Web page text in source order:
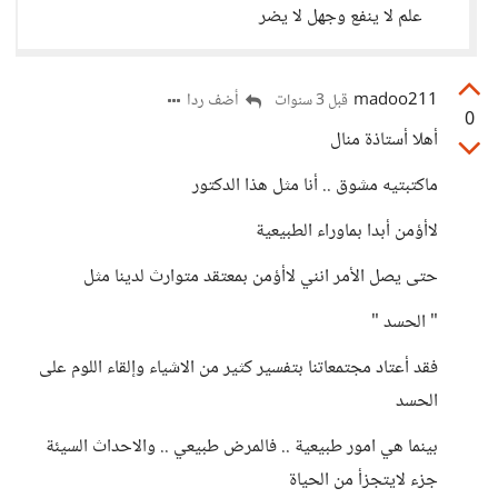
علم لا ينفع وجهل لا يضر
0
madoo211 قبل 3 سنوات أضف ردا
أهلا أستاذة منال
ماكتبتيه مشوق .. أنا مثل هذا الدكتور
لاأؤمن أبدا بماوراء الطبيعية
حتى يصل الأمر انني لاأؤمن بمعتقد متوارث لدينا مثل
" الحسد "
فقد أعتاد مجتمعاتنا بتفسير كثير من الاشياء وإلقاء اللوم على
الحسد
بينما هي امور طبيعية .. فالمرض طبيعي .. والاحداث السيئة
جزء لايتجزأ من الحياة